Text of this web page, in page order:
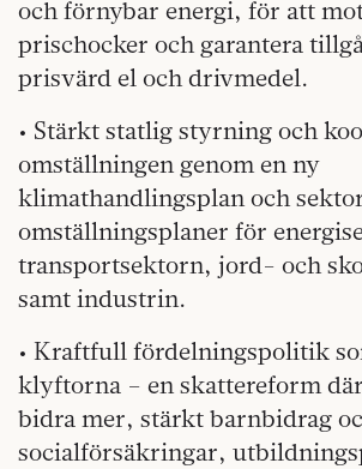
och förnybar energi, för att
prischocker och garantera
prisvärd el och drivmedel.
• Stärkt statlig styrning och
omställningen genom en ny
klimathandlingsplan och
omställningsplaner för
transportsektorn, jord- och
samt industrin.
• Kraftfull fördelningspolitik
klyftorna – en skattereform
bidra mer, stärkt barnbidrag
socialförsäkringar,